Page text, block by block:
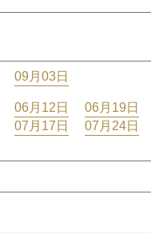
09月03日
06月12日 06月19日
07月17日 07月24日